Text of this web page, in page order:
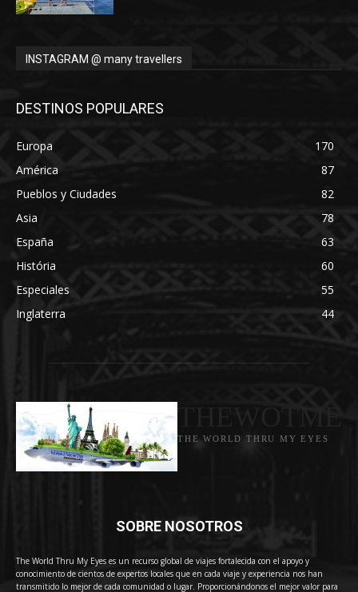
INSTAGRAM @ many travellers
DESTINOS POPULARES
Europa
170
América
87
Pueblos y Ciudades
82
Asia
78
España
63
História
60
Especiales
55
Inglaterra
44
THE WORLD THRU MY EYES
SOBRE NOSOTROS
The World Thru My Eyes es un recurso global de viajes fortalecida con el apoyo y
conocimiento de cientos de expertos locales que en cada viaje y experiencia nos han
transmitido lo mejor de cada comunidad o lugar. Proporcionándonos el mejor valor para